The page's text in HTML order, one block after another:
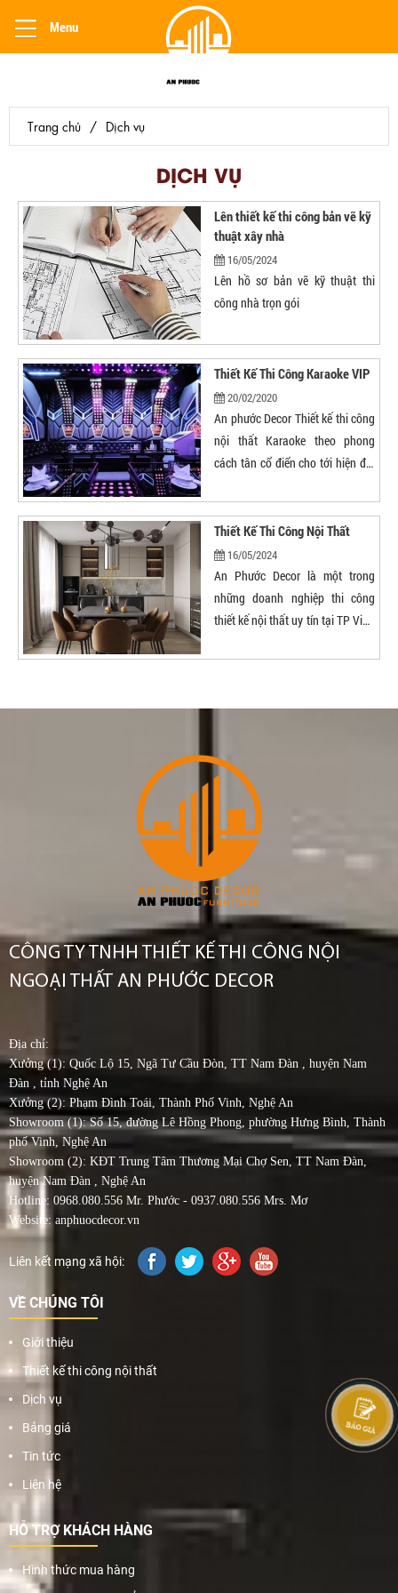
Menu
Trang chủ / Dịch vụ
DỊCH VỤ
Lên thiết kế thi công bản vẽ kỹ
thuật xây nhà
16/05/2024
Lên hồ sơ bản vẽ kỹ thuật thi
công nhà trọn gói
Thiết Kế Thi Công Karaoke VIP
20/02/2020
An phước Decor Thiết kế thi công
nội thất Karaoke theo phong
cách tân cổ điển cho tới hiện đại
Thiết Kế Thi Công Nội Thất
16/05/2024
An Phước Decor là một trong
những doanh nghiệp thi công
thiết kế nội thất uy tín tại TP Vinh
CÔNG TY TNHH THIẾT KẾ THI CÔNG NỘI
NGOẠI THẤT AN PHƯỚC DECOR
Địa chỉ:
Xưởng (1): Quốc Lộ 15, Ngã Tư Cầu Đòn, TT Nam Đàn , huyện Nam
Đàn , tỉnh Nghệ An
Xưởng (2): Phạm Đình Toái, Thành Phố Vinh, Nghệ An
Showroom (1): Số 15, đường Lê Hồng Phong, phường Hưng Bình, Thành
phố Vinh, Nghệ An
Showroom (2): KĐT Trung Tâm Thương Mại Chợ Sen, TT Nam Đàn,
huyện Nam Đàn , Nghệ An
Hotline: 0968.080.556 Mr. Phước - 0937.080.556 Mrs. Mơ
Website: anphuocdecor.vn
Liên kết mạng xã hội:
VỀ CHÚNG TÔI
Giới thiệu
Thiết kế thi công nội thất
Dịch vụ
Bảng giá
Tin tức
Liên hệ
HỖ TRỢ KHÁCH HÀNG
Hình thức mua hàng